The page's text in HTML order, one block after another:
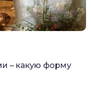
– какую форму